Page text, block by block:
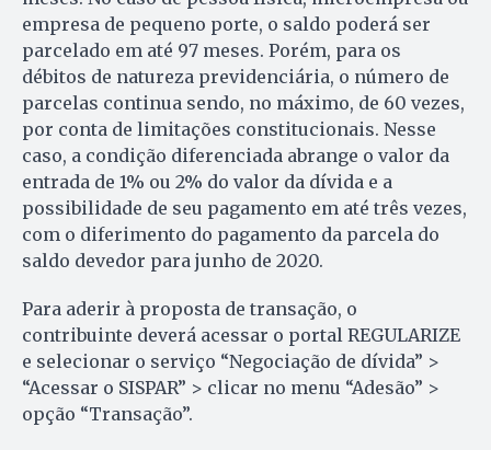
empresa de pequeno porte, o saldo poderá ser
parcelado em até 97 meses. Porém, para os
débitos de natureza previdenciária, o número de
parcelas continua sendo, no máximo, de 60 vezes,
por conta de limitações constitucionais. Nesse
caso, a condição diferenciada abrange o valor da
entrada de 1% ou 2% do valor da dívida e a
possibilidade de seu pagamento em até três vezes,
com o diferimento do pagamento da parcela do
saldo devedor para junho de 2020.
Para aderir à proposta de transação, o
contribuinte deverá acessar o portal REGULARIZE
e selecionar o serviço “Negociação de dívida” >
“Acessar o SISPAR” > clicar no menu “Adesão” >
opção “Transação”.